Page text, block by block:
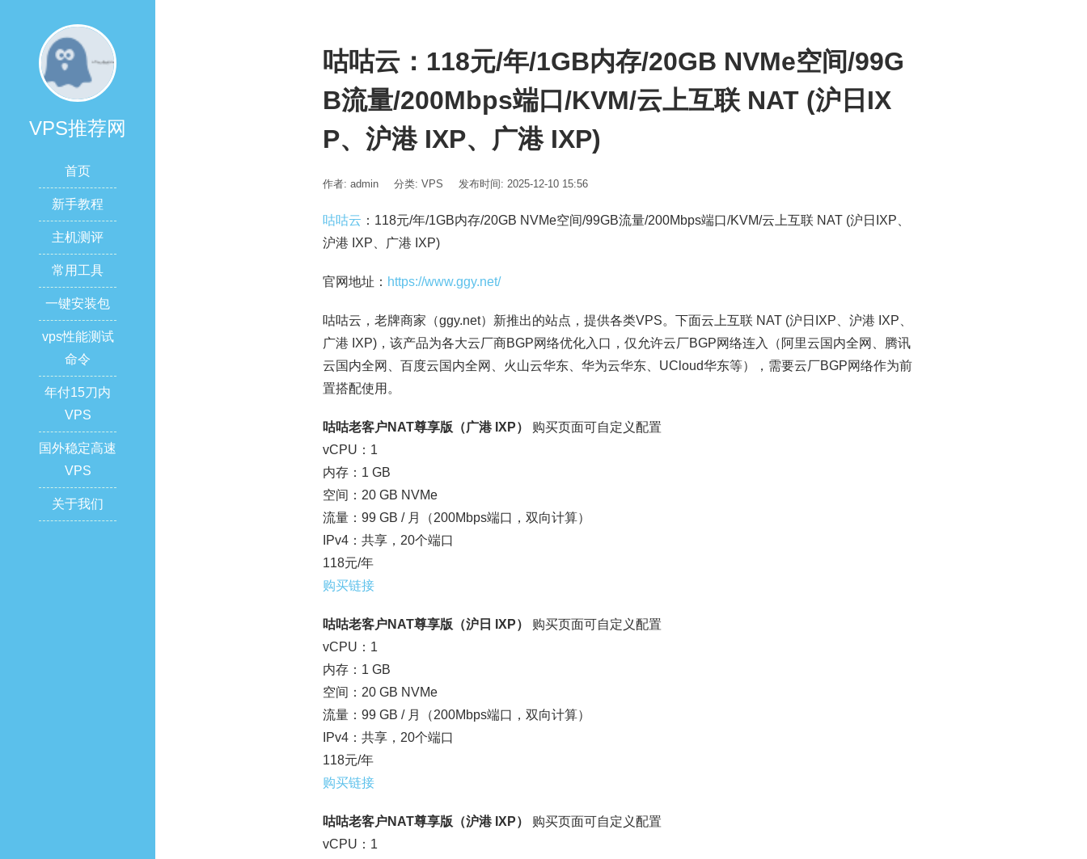
VPS推荐网
首页
新手教程
主机测评
常用工具
一键安装包
vps性能测试
命令
年付15刀内
VPS
国外稳定高速
VPS
关于我们
咕咕云：118元/年/1GB内存/20GB NVMe空间/99G
B流量/200Mbps端口/KVM/云上互联 NAT (沪日IX
P、沪港 IXP、广港 IXP)
作者: admin 分类: VPS 发布时间: 2025-12-10 15:56
咕咕云 ：118元/年/1GB内存/20GB NVMe空间/99GB流量/200Mbps端口/KVM/云上互联 NAT (沪日IXP、
沪港 IXP、广港 IXP)
官网地址： https://www.ggy.net/
咕咕云，老牌商家（ggy.net）新推出的站点，提供各类VPS。下面云上互联 NAT (沪日IXP、沪港 IXP、
广港 IXP)，该产品为各大云厂商BGP网络优化入口，仅允许云厂BGP网络连入（阿里云国内全网、腾讯
云国内全网、百度云国内全网、火山云华东、华为云华东、UCloud华东等），需要云厂BGP网络作为前
置搭配使用。
咕咕老客户NAT尊享版（广港 IXP）
购买页面可自定义配置
vCPU：1
内存：1 GB
空间：20 GB NVMe
流量：99 GB / 月（200Mbps端口，双向计算）
IPv4：共享，20个端口
118元/年
购买链接
咕咕老客户NAT尊享版（沪日 IXP）
购买页面可自定义配置
vCPU：1
内存：1 GB
空间：20 GB NVMe
流量：99 GB / 月（200Mbps端口，双向计算）
IPv4：共享，20个端口
118元/年
购买链接
咕咕老客户NAT尊享版（沪港 IXP）
购买页面可自定义配置
vCPU：1